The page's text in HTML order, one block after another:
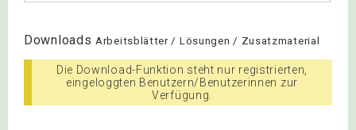
Downloads Arbeitsblätter / Lösungen / Zusatzmaterial
Die Download-Funktion steht nur registrierten,
eingeloggten Benutzern/Benutzerinnen zur
Verfügung.